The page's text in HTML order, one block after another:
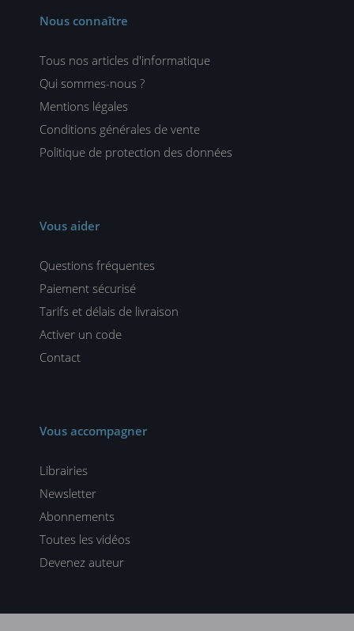
Nous connaître
Tous nos articles d'informatique
Qui sommes-nous ?
Mentions légales
Conditions générales de vente
Politique de protection des données
Vous aider
Questions fréquentes
Paiement sécurisé
Tarifs et délais de livraison
Activer un code
Contact
Vous accompagner
Librairies
Newsletter
Abonnements
Toutes les vidéos
Devenez auteur